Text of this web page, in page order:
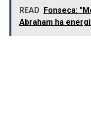
READ Fonseca:
Abraham ha